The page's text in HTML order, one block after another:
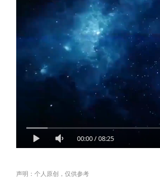
00:00/08:25
声明：个人原创，仅供参考